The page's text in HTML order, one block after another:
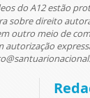
do A12 estão
sobre direito
outro meio de
autorização